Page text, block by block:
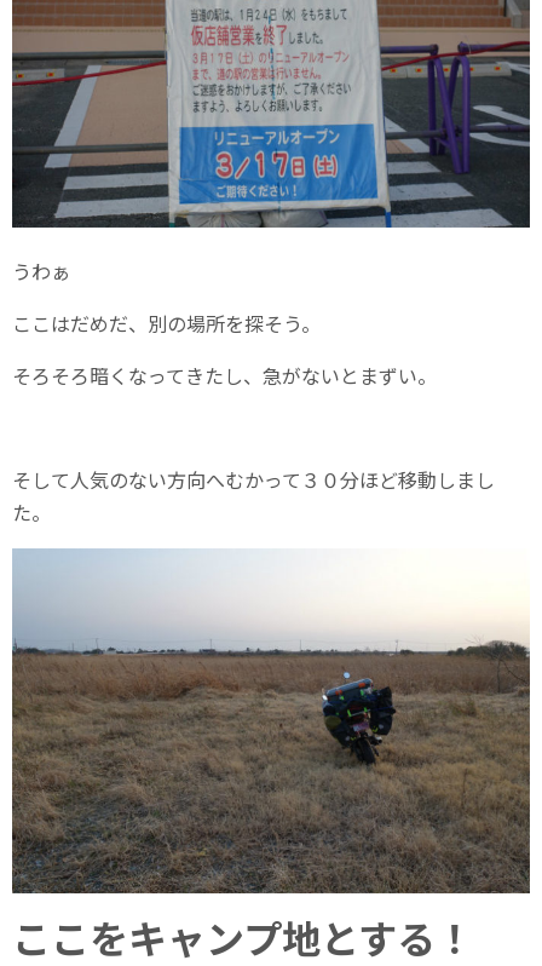
うわぁ
ここはだめだ、別の場所を探そう。
そろそろ暗くなってきたし、急がないとまずい。
そして人気のない方向へむかって３０分ほど移動しまし
た。
ここをキャンプ地とする！